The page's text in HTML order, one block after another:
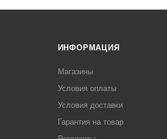
ИНФОРМАЦИЯ
Магазины
Условия оплаты
Условия доставки
Гарантия на товар